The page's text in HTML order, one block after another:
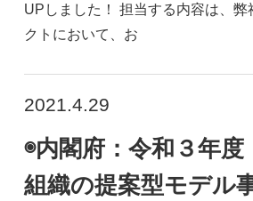
UPしました！ 担当する内容は、弊
クトにおいて、お
2021.4.29
◉内閣府：令和３年度
組織の提案型モデル